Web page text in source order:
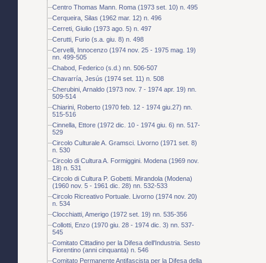
Centro Thomas Mann. Roma (1973 set. 10) n. 495
Cerqueira, Silas (1962 mar. 12) n. 496
Cerreti, Giulio (1973 ago. 5) n. 497
Cerutti, Furio (s.a. giu. 8) n. 498
Cervelli, Innocenzo (1974 nov. 25 - 1975 mag. 19)
nn. 499-505
Chabod, Federico (s.d.) nn. 506-507
Chavarría, Jesús (1974 set. 11) n. 508
Cherubini, Arnaldo (1973 nov. 7 - 1974 apr. 19) nn.
509-514
Chiarini, Roberto (1970 feb. 12 - 1974 giu.27) nn.
515-516
Cinnella, Ettore (1972 dic. 10 - 1974 giu. 6) nn. 517-
529
Circolo Culturale A. Gramsci. Livorno (1971 set. 8)
n. 530
Circolo di Cultura A. Formiggini. Modena (1969 nov.
18) n. 531
Circolo di Cultura P. Gobetti. Mirandola (Modena)
(1960 nov. 5 - 1961 dic. 28) nn. 532-533
Circolo Ricreativo Portuale. Livorno (1974 nov. 20)
n. 534
Clocchiatti, Amerigo (1972 set. 19) nn. 535-356
Collotti, Enzo (1970 giu. 28 - 1974 dic. 3) nn. 537-
545
Comitato Cittadino per la Difesa dell'Industria. Sesto
Fiorentino (anni cinquanta) n. 546
Comitato Permanente Antifascista per la Difesa della